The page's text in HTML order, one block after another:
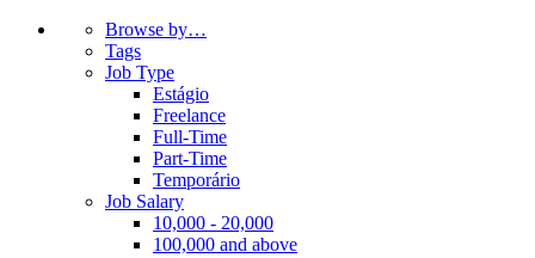
Browse by…
Tags
Job Type
Estágio
Freelance
Full-Time
Part-Time
Temporário
Job Salary
10,000 - 20,000
100,000 and above